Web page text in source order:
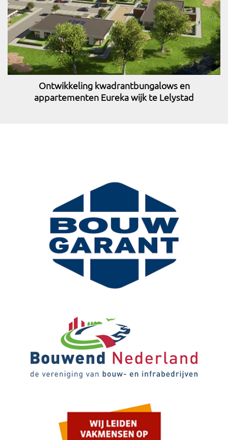
Ontwikkeling kwadrantbungalows en
appartementen Eureka wijk te Lelystad